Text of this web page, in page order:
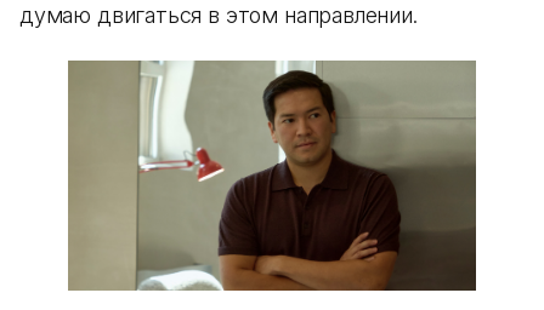
думаю двигаться в этом направлении.